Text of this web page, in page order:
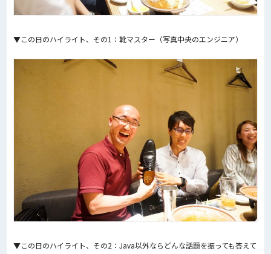
▼この日のハイライト、その1：靴マスター（写真中央のエンジニア）
▼この日のハイライト、その2：Java以外ならどんな話題を振っても答えて